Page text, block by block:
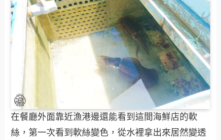
在餐廳外面靠近漁港邊還能看到這間海鮮店的軟
絲，第一次看到軟絲變色，從水裡拿出來居然變透